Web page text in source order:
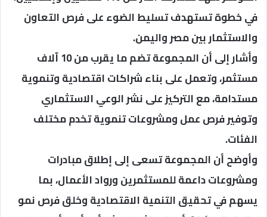
في خطوة تستهدف تسليط الضوء على فرص التعاون
والاستثمار بين مصر واليمن.
وأشار إلى أن المجموعة تضم ما يقرب من 10 آلاف
مستثمر، وتعمل على بناء شراكات اقتصادية وتنموية
مستدامة، مع التركيز على نشر الوعي الاستثماري
وتوفير فرص عمل ومشروعات تنموية تخدم مختلف
الفئات.
وأوضح أن المجموعة تسعى إلى إطلاق مبادرات
ومشروعات داعمة للمستثمرين ورواد الأعمال، بما
يسهم في تحقيق التنمية الاقتصادية وخلق فرص نمو